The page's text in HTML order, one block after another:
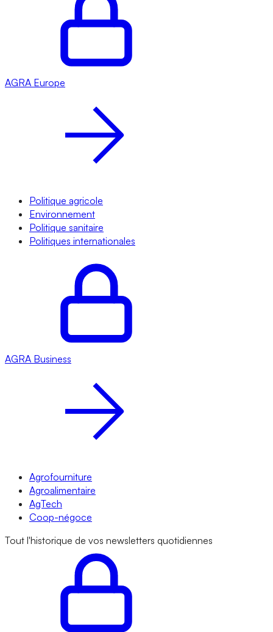
AGRA Europe
Politique agricole
Environnement
Politique sanitaire
Politiques internationales
AGRA Business
Agrofourniture
Agroalimentaire
AgTech
Coop-négoce
Tout l'historique de vos newsletters quotidiennes